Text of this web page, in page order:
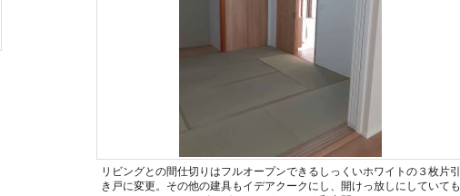
リビングとの間仕切りはフルオープンできるしっくいホワイトの３枚片引
き戸に変更。その他の建具もイデアクークにし、開けっ放しにしていても